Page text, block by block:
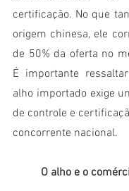
certificação. No que
origem chinesa, ele
de 50% da oferta no
É importante
alho importado exige
de controle e
concorrente nacional.
O alho e o